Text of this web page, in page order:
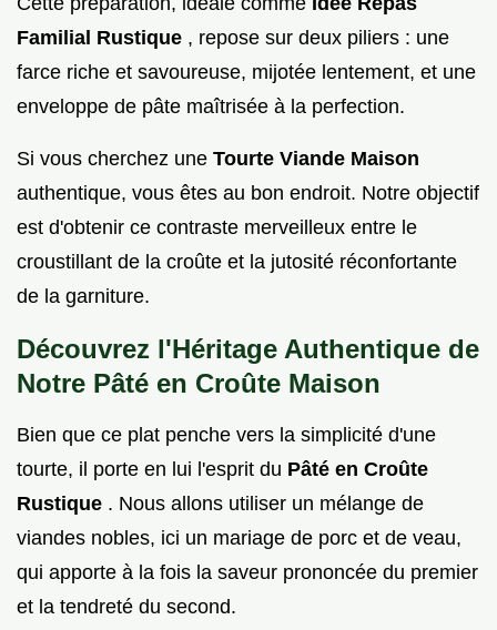
Familial Rustique , repose sur deux piliers : une
farce riche et savoureuse, mijotée lentement, et une
enveloppe de pâte maîtrisée à la perfection.
Si vous cherchez une Tourte Viande Maison
authentique, vous êtes au bon endroit. Notre objectif
est d'obtenir ce contraste merveilleux entre le
croustillant de la croûte et la jutosité réconfortante
de la garniture.
Découvrez l'Héritage Authentique de
Notre Pâté en Croûte Maison
Bien que ce plat penche vers la simplicité d'une
tourte, il porte en lui l'esprit du Pâté en Croûte
Rustique . Nous allons utiliser un mélange de
viandes nobles, ici un mariage de porc et de veau,
qui apporte à la fois la saveur prononcée du premier
et la tendreté du second.